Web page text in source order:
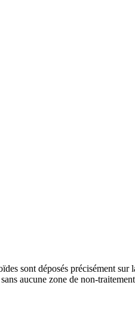
sont déposés précisément
aucune zone de non-